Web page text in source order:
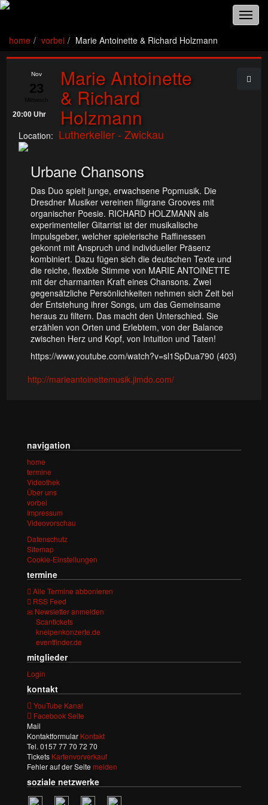
home
vorbei Marie Antoinette & Richard Holzmann
Nov
23
Mittwoch
20:00 Uhr
Marie Antoinette
& Richard
Holzmann
Location: Lutherkeller - Zwickau
Urbane Chansons
Das Duo spielt junge, erwachsene Popmusik. Die
Dresdner Musiker vereinen filigrane Grooves mit
organischer Poesie. RICHARD HOLZMANN als
experimenteller Gitarrist ist der musikalische
Impulsgeber, welcher spielerische Raffinessen
gekonnt mit Anspruch und individueller Präsenz
kombiniert. Dazu fügen sich die deutschen Texte und
die reiche, flexible Stimme von MARIE ANTOINETTE
mit der charmanten Kraft eines Chansons. Zwei
gegensätzliche Persönlichkeiten nehmen sich Zeit bei
der Entstehung ihrer Songs, um das Gemeinsame
heraus zu filtern. Das macht den Unterschied. Sie
erzählen von Orten und Erlebtem, von der Balance
zwischen Herz und Kopf, von Intuition und Taten!
https://www.youtube.com/watch?v=sl1SpDua790 (403)
http://marieantoinettemusik.jimdo.com/
navigation
home
termine
Videothek
Über uns
vorbei
Impressum
Videovorschau
Datenschutz
Sitemap
Cookie-Einstellungen
termine
Alle Termine abbonieren
RSS Feed
Newsletter anmelden
Scantickets
kneipenkonzerte.de
eventfinder.de
mitglieder
Login
kontakt
YouTube Kanal
Facebook Seite
Mail
Kontaktformular Kontakt
Tel. 0157 77 70 72 70
Tickets Kartenvorverkauf
Fehler auf der Seite melden
soziale netzwerke